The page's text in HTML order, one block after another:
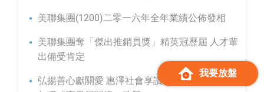
美聯集團(1200)二零一六年全年業績公佈發相
美聯集團奪「傑出推銷員獎」精英冠歷屆 人才輩
出備受肯定
弘揚善心獻關愛 惠澤社會享讚譽 美聯集團連續14
我要放盤